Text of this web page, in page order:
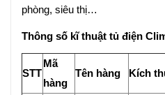
phòng, siêu thị…
Thông số kĩ thuật tủ điện
STT
Mã
hàng
Tên hàng Kích